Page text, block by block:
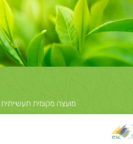
מועצה מקומית תעשייתית נאות חובב